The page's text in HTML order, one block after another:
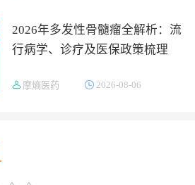
2026年多发性骨髓瘤全解析：流
行病学、诊疗及医保政策梳理
摩熵医药 2026-08-06